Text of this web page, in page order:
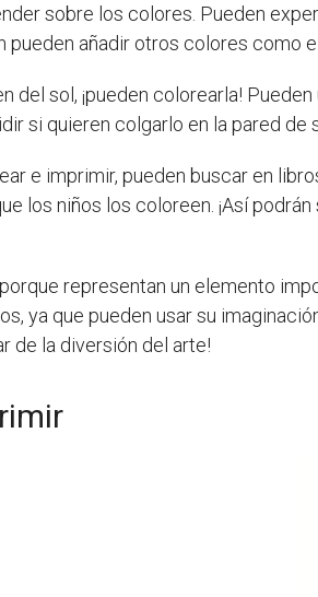
sobre los colores. Pueden
añadir otros colores como
del sol, ¡pueden colorearla!
si quieren colgarlo en la pared de
e imprimir, pueden buscar en
los niños los coloreen. ¡Así
representan un elemento
ya que pueden usar su
de la diversión del arte!